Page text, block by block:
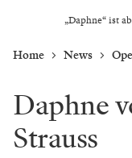
„Daphne“ ist
Home News
Daphne
Strauss